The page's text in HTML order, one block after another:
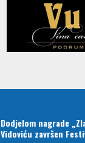
Dodjelom nagrade
Vidoviću završen